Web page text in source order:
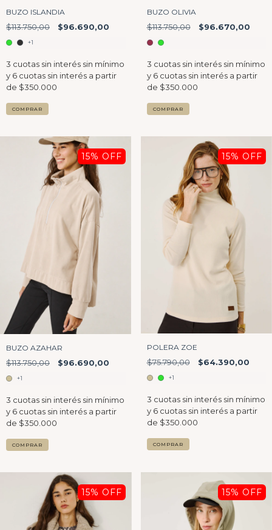
BUZO ISLANDIA
$113.750,00 $96.690,00
+1
COMPRAR
BUZO OLIVIA
$113.750,00 $96.670,00
COMPRAR
15% OFF
BUZO AZAHAR
$113.750,00 $96.690,00
+1
COMPRAR
15% OFF
POLERA ZOE
$75.790,00 $64.390,00
+1
COMPRAR
15% OFF 15% OFF